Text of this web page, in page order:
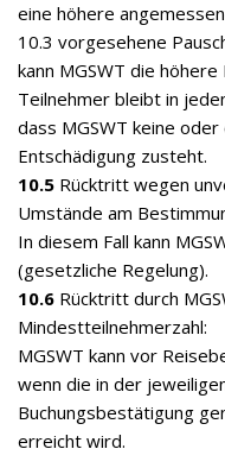
eine höhere
10.3 vorgesehene
kann MGSWT die
Teilnehmer bleibt in
dass MGSWT keine
Entschädigung zusteht.
10.5 Rücktritt wegen
Umstände am
In diesem Fall kann
(gesetzliche Regelung).
10.6 Rücktritt durch
Mindestteilnehmerzahl:
MGSWT kann vor
wenn die in der
Buchungsbestätigung
erreicht wird.